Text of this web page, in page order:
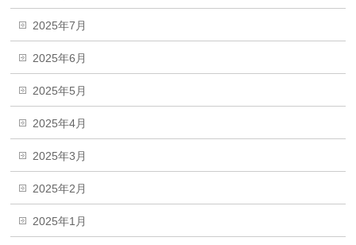
2025年7月
2025年6月
2025年5月
2025年4月
2025年3月
2025年2月
2025年1月